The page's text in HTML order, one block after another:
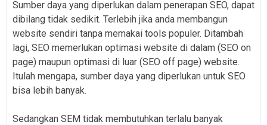
Sumber daya yang diperlukan dalam penerapan SEO, dapat
dibilang tidak sedikit. Terlebih jika anda membangun
website sendiri tanpa memakai tools populer. Ditambah
lagi, SEO memerlukan optimasi website di dalam (SEO on
page) maupun optimasi di luar (SEO off page) website.
Itulah mengapa, sumber daya yang diperlukan untuk SEO
bisa lebih banyak.
Sedangkan SEM tidak membutuhkan terlalu banyak